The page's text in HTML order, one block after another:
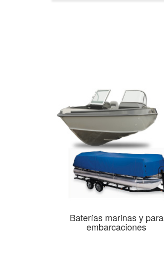
Baterías marinas y para
embarcaciones